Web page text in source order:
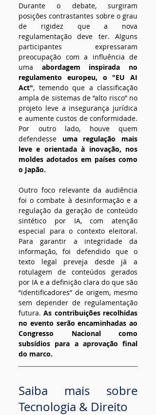
Durante o debate, surgiram
posições contrastantes sobre o grau
de rigidez que a nova
regulamentação deve ter. Alguns
participantes expressaram
preocupação com a influência de
uma abordagem inspirada no
regulamento europeu, o "EU AI
Act", temendo que a classificação
ampla de sistemas de “alto risco” no
projeto leve a insegurança jurídica
e aumente custos de conformidade.
Por outro lado, houve quem
defendesse uma regulação mais
leve e orientada à inovação, nos
moldes adotados em países como
o Japão.
Outro foco relevante da audiência
foi o combate à desinformação e a
regulação da geração de conteúdo
sintético por IA, com atenção
especial para o contexto eleitoral.
Para garantir a integridade da
informação, foi defendido que o
texto legal preveja desde já a
rotulagem de conteúdos gerados
por IA e a definição clara do que são
“identificadores” de origem, mesmo
sem depender de regulamentação
futura. As contribuições recolhidas
no evento serão encaminhadas ao
Congresso Nacional como
subsídios para a aprovação final
do marco.
Saiba mais sobre
Tecnologia & Direito